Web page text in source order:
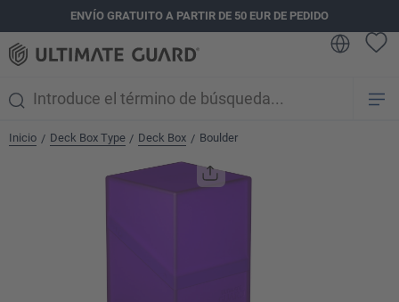
principalENVÍO GRATUITO A PARTIR DE 50 EUR DE PEDIDO
Inicio / Deck Box Type / Deck Box / Boulder